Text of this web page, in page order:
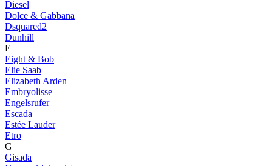
Diesel
Dolce & Gabbana
Dsquared2
Dunhill
E
Eight & Bob
Elie Saab
Elizabeth Arden
Embryolisse
Engelsrufer
Escada
Estée Lauder
Etro
G
Gisada